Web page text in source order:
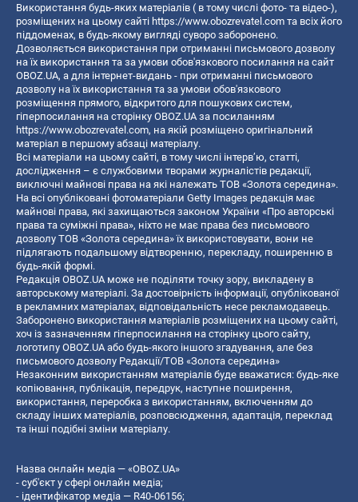
Використання будь-яких матеріалів ( в тому числі фото- та відео-),
розміщених на цьому сайті https://www.obozrevatel.com та всіх його
піддоменах, в будь-якому вигляді суворо заборонено.
Дозволяється використання при отриманні письмового дозволу
на їх використання та за умови обов'язкового посилання на сайт
OBOZ.UA, а для інтернет-видань - при отриманні письмового
дозволу на їх використання та за умови обов'язкового
розміщення прямого, відкритого для пошукових систем,
гіперпосилання на сторінку OBOZ.UA за посиланням
https://www.obozrevatel.com, на якій розміщено оригінальний
матеріал в першому абзаці матеріалу.
Всі матеріали на цьому сайті, в тому числі інтерв’ю, статті,
дослідження – є службовими творами журналістів редакції,
виключні майнові права на які належать ТОВ «Золота середина».
На всі опубліковані фотоматеріали Getty Images редакція має
майнові права, які захищаються законом України «Про авторські
права та суміжні права», ніхто не має права без письмового
дозволу ТОВ «Золота середина» їх використовувати, вони не
підлягають подальшому відтворенню, перекладу, поширенню в
будь-якій формі.
Редакція OBOZ.UA може не поділяти точку зору, викладену в
авторському матеріалі. За достовірність інформації, опублікованої
в рекламних матеріалах, відповідальність несе рекламодавець.
Заборонено використання матеріалів розміщених на цьому сайті,
хоч із зазначенням гіперпосилання на сторінку цього сайту,
логотипу OBOZ.UA або будь-якого іншого згадування, але без
письмового дозволу Редакції/ТОВ «Золота середина»
Незаконним використанням матеріалів буде вважатися: будь-яке
копiювання, публiкацiя, передрук, наступне поширення,
використання, переробка з використанням, включенням до
складу інших матеріалів, розповсюдження, адаптація, переклад
та інші подібні зміни матеріалу.
Назва онлайн медіа — «OBOZ.UA»
- суб'єкт у сфері онлайн медіа;
- ідентифікатор медіа — R40-06156;